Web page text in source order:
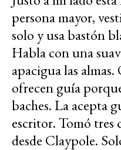
persona mayor,
solo y usa bastón
Habla con una
apacigua las
ofrecen guía
baches. La acepta
escritor. Tomó tres
desde Claypole.